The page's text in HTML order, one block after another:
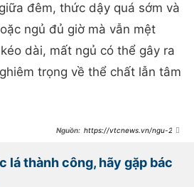
đêm, thức dậy quá sớm và
ngủ đủ giờ mà vẫn mệt
dài, mất ngủ có thể gây ra
trọng về thể chất lẫn tâm
https://vtcnews.vn/ngu-2-
lá thành công, hãy gặp bác